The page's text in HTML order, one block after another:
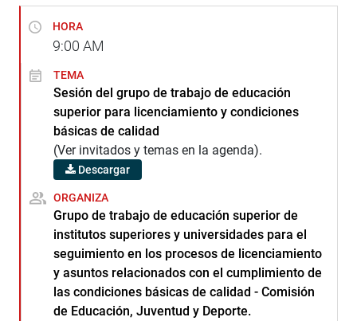
HORA
9:00 AM
TEMA
Sesión del grupo de trabajo de educación
superior para licenciamiento y condiciones
básicas de calidad
(Ver invitados y temas en la agenda).
Descargar
ORGANIZA
Grupo de trabajo de educación superior de
institutos superiores y universidades para el
seguimiento en los procesos de licenciamiento
y asuntos relacionados con el cumplimiento de
las condiciones básicas de calidad - Comisión
de Educación, Juventud y Deporte.